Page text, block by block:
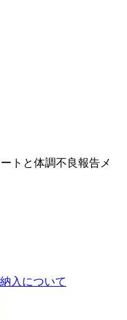
トと体調不良報告メ
入について